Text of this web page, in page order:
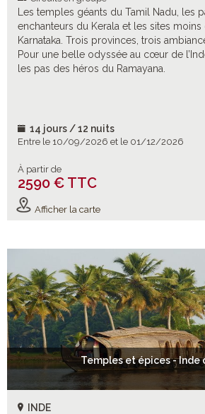
Les temples géants du Tamil Nadu, les
enchanteurs du Kerala et les sites moins
Karnataka. Trois provinces, trois
Pour une belle odyssée au cœur de
les pas des héros du Ramayana.
14 jours / 12 nuits
Entre le 10/09/2026 et le 01/12/2026
À partir de
2590 € TTC
Afficher la carte
Temples et épices - Inde
INDE